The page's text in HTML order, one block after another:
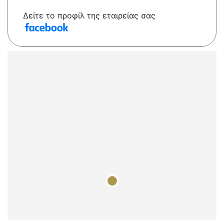
Δείτε το προφίλ της εταιρείας σας